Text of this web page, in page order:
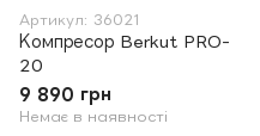
Артикул: 36021
Компресор Berkut PRO-
20
9 890 грн
Немає в наявності